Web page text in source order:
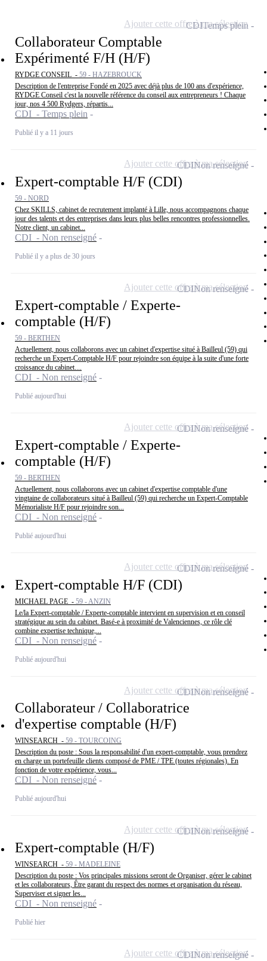
Collaborateur Comptable
Expérimenté F/H (H/F)
RYDGE CONSEIL - 59 - HAZEBROUCK
Description de l'entreprise Fondé en 2025 avec déjà plus de 100 ans d'expérience,
RYDGE Conseil c'est la nouvelle référence du conseil aux entrepreneurs ! Chaque
jour, nos 4 500 Rydgers, répartis...
CDI - Temps plein
Publié il y a 11 jours
CDITemps plein
Ajouter cette offre à ma sélection
Expert-comptable H/F (CDI)
59 - NORD
Chez SKILLS, cabinet de recrutement implanté à Lille, nous accompagnons chaque
jour des talents et des entreprises dans leurs plus belles rencontres professionnelles.
Notre client, un cabinet...
CDI - Non renseigné
Publié il y a plus de 30 jours
CDINon renseigné
Ajouter cette offre à ma sélection
Expert-comptable / Experte-
comptable (H/F)
59 - BERTHEN
Actuellement, nous collaborons avec un cabinet d'expertise situé à Bailleul (59) qui
recherche un Expert-Comptable H/F pour rejoindre son équipe à la suite d'une forte
croissance du cabinet....
CDI - Non renseigné
Publié aujourd'hui
CDINon renseigné
Ajouter cette offre à ma sélection
Expert-comptable / Experte-
comptable (H/F)
59 - BERTHEN
Actuellement, nous collaborons avec un cabinet d'expertise comptable d'une
vingtaine de collaborateurs situé à Bailleul (59) qui recherche un Expert-Comptable
Mémorialiste H/F pour rejoindre son...
CDI - Non renseigné
Publié aujourd'hui
CDINon renseigné
Ajouter cette offre à ma sélection
Expert-comptable H/F (CDI)
MICHAEL PAGE - 59 - ANZIN
Le/la Expert-comptable / Experte-comptable intervient en supervision et en conseil
stratégique au sein du cabinet. Basé-e à proximité de Valenciennes, ce rôle clé
combine expertise technique,...
CDI - Non renseigné
Publié aujourd'hui
CDINon renseigné
Ajouter cette offre à ma sélection
Collaborateur / Collaboratrice
d'expertise comptable (H/F)
WINSEARCH - 59 - TOURCOING
Description du poste : Sous la responsabilité d'un expert-comptable, vous prendrez
en charge un portefeuille clients composé de PME / TPE (toutes régionales). En
fonction de votre expérience, vous...
CDI - Non renseigné
Publié aujourd'hui
CDINon renseigné
Ajouter cette offre à ma sélection
Expert-comptable (H/F)
WINSEARCH - 59 - MADELEINE
Description du poste : Vos principales missions seront de Organiser, gérer le cabinet
et les collaborateurs, Être garant du respect des normes et organisation du réseau,
Superviser et signer les...
CDI - Non renseigné
Publié hier
CDINon renseigné
Ajouter cette offre à ma sélection
CDINon renseigné
Ajouter cette offre à ma sélection